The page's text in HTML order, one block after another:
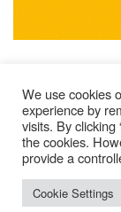
Mentions
Lire Les Anciens
We use cookies
experience by
visits. By clicking
the cookies.
provide a
Cookie Settings